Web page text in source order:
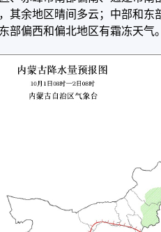
其余地区晴间多云；中部和东
部偏西和偏北地区有霜冻天气。